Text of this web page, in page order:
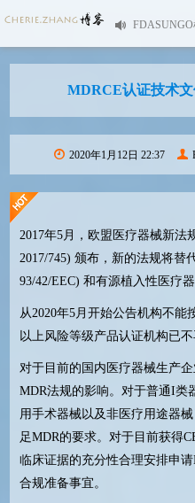
MDRCE认证技术
2020年1月12日 22:37
2017年5月，欧盟医疗器械新法
2017/745) 颁布，新的法规将替
93/42/EEC) 和有源植入性医疗
从2020年5月开始公告机构不能
以上风险等级产品认证机构已
对于目前的国内医疗器械生产
MDR法规的影响。对于普通I类
用手术器械以及非医疗用途器
足MDR的要求。对于目前获得
临床证据的充分性合理安排申
合规准备事宜。